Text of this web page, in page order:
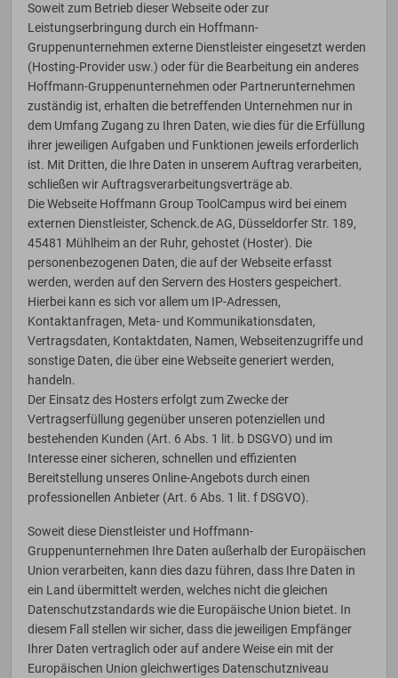
Soweit zum Betrieb dieser Webseite oder zur
Leistungserbringung durch ein Hoffmann-
Gruppenunternehmen externe Dienstleister eingesetzt werden
(Hosting-Provider usw.) oder für die Bearbeitung ein anderes
Hoffmann-Gruppenunternehmen oder Partnerunternehmen
zuständig ist, erhalten die betreffenden Unternehmen nur in
dem Umfang Zugang zu Ihren Daten, wie dies für die Erfüllung
ihrer jeweiligen Aufgaben und Funktionen jeweils erforderlich
ist. Mit Dritten, die Ihre Daten in unserem Auftrag verarbeiten,
schließen wir Auftragsverarbeitungsverträge ab.
Die Webseite Hoffmann Group ToolCampus wird bei einem
externen Dienstleister, Schenck.de AG, Düsseldorfer Str. 189,
45481 Mühlheim an der Ruhr, gehostet (Hoster). Die
personenbezogenen Daten, die auf der Webseite erfasst
werden, werden auf den Servern des Hosters gespeichert.
Hierbei kann es sich vor allem um IP-Adressen,
Kontaktanfragen, Meta- und Kommunikationsdaten,
Vertragsdaten, Kontaktdaten, Namen, Webseitenzugriffe und
sonstige Daten, die über eine Webseite generiert werden,
handeln.
Der Einsatz des Hosters erfolgt zum Zwecke der
Vertragserfüllung gegenüber unseren potenziellen und
bestehenden Kunden (Art. 6 Abs. 1 lit. b DSGVO) und im
Interesse einer sicheren, schnellen und effizienten
Bereitstellung unseres Online-Angebots durch einen
professionellen Anbieter (Art. 6 Abs. 1 lit. f DSGVO).
Soweit diese Dienstleister und Hoffmann-
Gruppenunternehmen Ihre Daten außerhalb der Europäischen
Union verarbeiten, kann dies dazu führen, dass Ihre Daten in
ein Land übermittelt werden, welches nicht die gleichen
Datenschutzstandards wie die Europäische Union bietet. In
diesem Fall stellen wir sicher, dass die jeweiligen Empfänger
Ihrer Daten vertraglich oder auf andere Weise ein mit der
Europäischen Union gleichwertiges Datenschutzniveau